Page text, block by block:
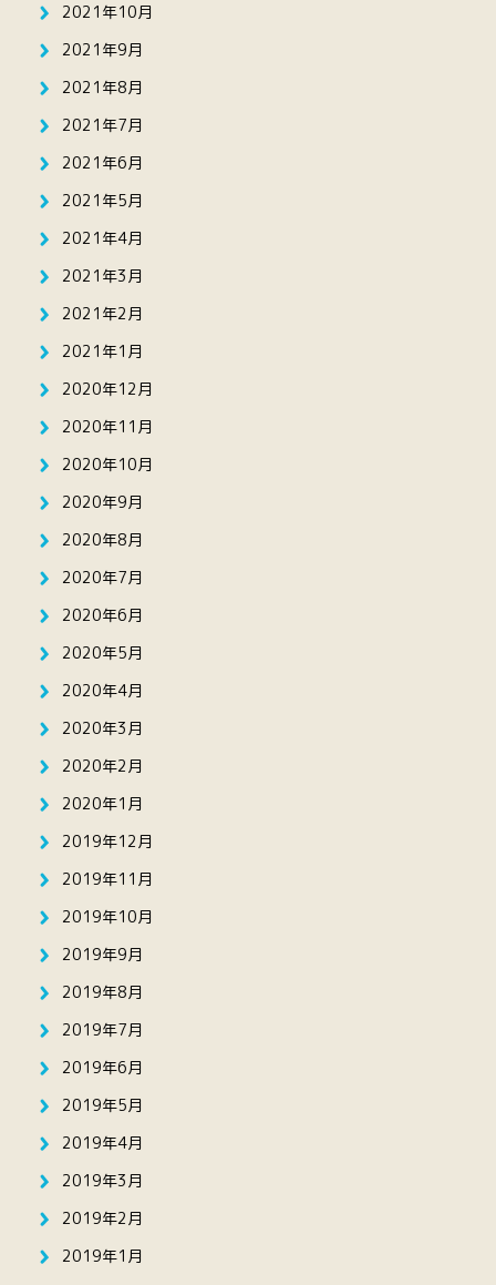
2021年10月
2021年9月
2021年8月
2021年7月
2021年6月
2021年5月
2021年4月
2021年3月
2021年2月
2021年1月
2020年12月
2020年11月
2020年10月
2020年9月
2020年8月
2020年7月
2020年6月
2020年5月
2020年4月
2020年3月
2020年2月
2020年1月
2019年12月
2019年11月
2019年10月
2019年9月
2019年8月
2019年7月
2019年6月
2019年5月
2019年4月
2019年3月
2019年2月
2019年1月